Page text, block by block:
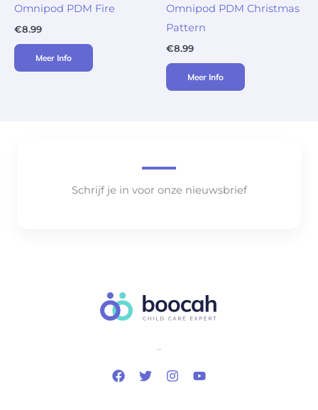
Omnipod PDM Fire
€8.99
Meer Info
Omnipod PDM Christmas
Pattern
€8.99
Meer Info
Schrijf je in voor onze nieuwsbrief
..